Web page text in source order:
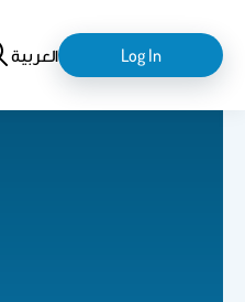
العربيةlogin-
logout
Log In